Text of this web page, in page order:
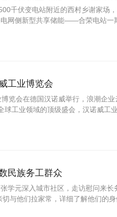
千伏变电站附近的西村乡谢家场
网侧新型共享储能——合荣电站
工业博览会
览会在德国汉诺威举行，浪潮企
球工业领域的顶级盛会，汉诺威工
民族务工群众
学元深入城市社区，走访慰问来
与他们拉家常，详细了解他们的